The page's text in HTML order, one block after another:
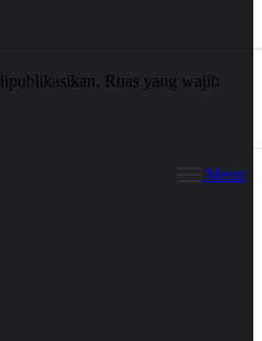
Menu
Ruas yang wajib